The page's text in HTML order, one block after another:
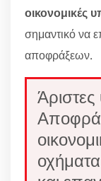
οικονομικές
σημαντικό να
αποφράξεων.
Άριστες